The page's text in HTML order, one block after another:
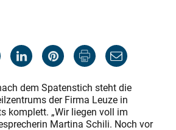
dem Spatenstich steht die
der Firma Leuze in
komplett. „Wir liegen voll im
Martina Schili. Noch vor